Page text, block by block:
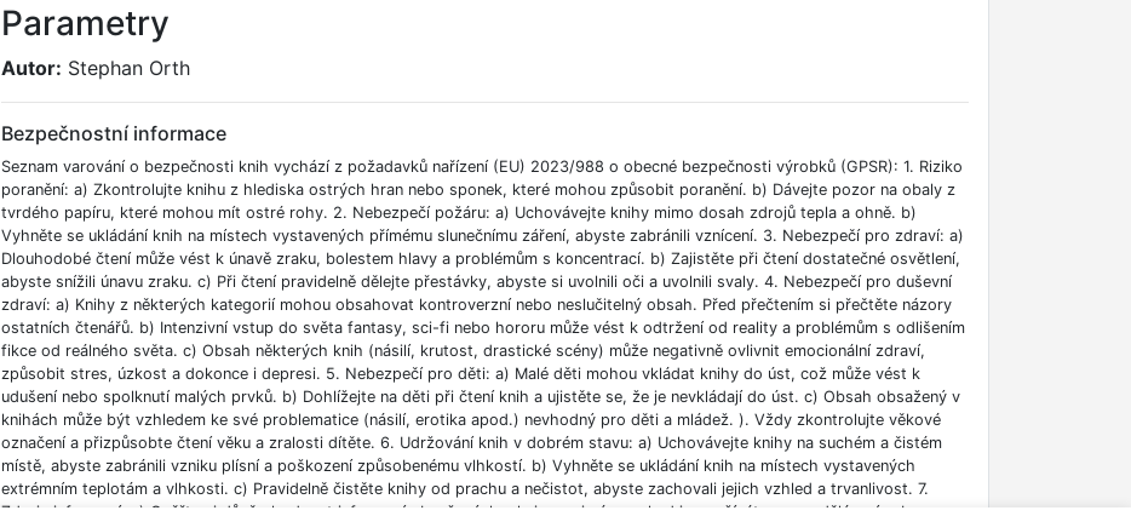
Parametry
Autor: Stephan Orth
Bezpečnostní informace
Seznam varování o bezpečnosti knih vychází z požadavků nařízení (EU) 2023/988 o obecné bezpečnosti výrobků (GPSR): 1. Riziko
poranění: a) Zkontrolujte knihu z hlediska ostrých hran nebo sponek, které mohou způsobit poranění. b) Dávejte pozor na obaly z
tvrdého papíru, které mohou mít ostré rohy. 2. Nebezpečí požáru: a) Uchovávejte knihy mimo dosah zdrojů tepla a ohně. b)
Vyhněte se ukládání knih na místech vystavených přímému slunečnímu záření, abyste zabránili vznícení. 3. Nebezpečí pro zdraví: a)
Dlouhodobé čtení může vést k únavě zraku, bolestem hlavy a problémům s koncentrací. b) Zajistěte při čtení dostatečné osvětlení,
abyste snížili únavu zraku. c) Při čtení pravidelně dělejte přestávky, abyste si uvolnili oči a uvolnili svaly. 4. Nebezpečí pro duševní
zdraví: a) Knihy z některých kategorií mohou obsahovat kontroverzní nebo neslučitelný obsah. Před přečtením si přečtěte názory
ostatních čtenářů. b) Intenzivní vstup do světa fantasy, sci-fi nebo hororu může vést k odtržení od reality a problémům s odlišením
fikce od reálného světa. c) Obsah některých knih (násilí, krutost, drastické scény) může negativně ovlivnit emocionální zdraví,
způsobit stres, úzkost a dokonce i depresi. 5. Nebezpečí pro děti: a) Malé děti mohou vkládat knihy do úst, což může vést k
udušení nebo spolknutí malých prvků. b) Dohlížejte na děti při čtení knih a ujistěte se, že je nevkládají do úst. c) Obsah obsažený v
knihách může být vzhledem ke své problematice (násilí, erotika apod.) nevhodný pro děti a mládež. ). Vždy zkontrolujte věkové
označení a přizpůsobte čtení věku a zralosti dítěte. 6. Udržování knih v dobrém stavu: a) Uchovávejte knihy na suchém a čistém
místě, abyste zabránili vzniku plísní a poškození způsobenému vlhkostí. b) Vyhněte se ukládání knih na místech vystavených
extrémním teplotám a vlhkosti. c) Pravidelně čistěte knihy od prachu a nečistot, abyste zachovali jejich vzhled a trvanlivost. 7.
Zdroje informací: a) Ověřte si důvěryhodnost informací obsažených v knize, zejména pokud je používáte pro vzdělávací nebo